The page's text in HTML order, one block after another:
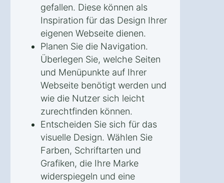
gefallen. Diese können als
Inspiration für das Design Ihrer
eigenen Webseite dienen.
Planen Sie die Navigation.
Überlegen Sie, welche Seiten
und Menüpunkte auf Ihrer
Webseite benötigt werden und
wie die Nutzer sich leicht
zurechtfinden können.
Entscheiden Sie sich für das
visuelle Design. Wählen Sie
Farben, Schriftarten und
Grafiken, die Ihre Marke
widerspiegeln und eine